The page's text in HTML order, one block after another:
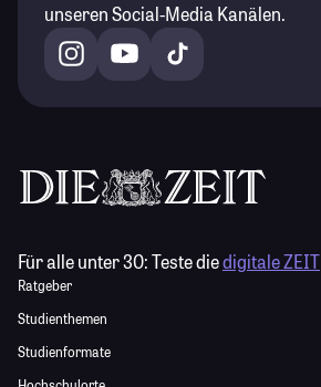
unseren Social-Media Kanälen.
Für alle unter 30:Teste diedigitale ZEIT
Ratgeber
Studienthemen
Studienformate